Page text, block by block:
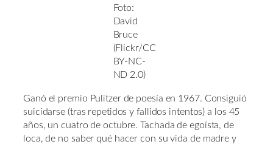
Foto:
David
Bruce
(Flickr/CC
BY-NC-
ND 2.0)
Ganó el premio Pulitzer de poesía en 1967. Consiguió
suicidarse (tras repetidos y fallidos intentos) a los 45
años, un cuatro de octubre. Tachada de egoísta, de
loca, de no saber qué hacer con su vida de madre y